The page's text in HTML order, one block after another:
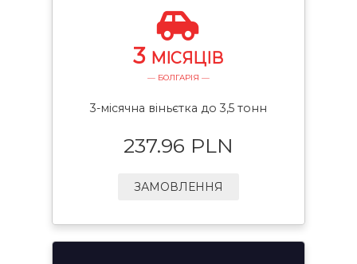
3 МІСЯЦІВ
— БОЛГАРІЯ —
3-місячна віньєтка до 3,5 тонн
237.96 PLN
ЗАМОВЛЕННЯ